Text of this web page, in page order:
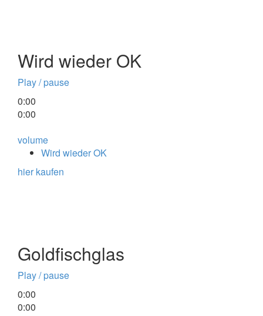
Wird wieder OK
Play / pause
0:00
0:00
volume
Wird wieder OK
hier kaufen
Goldfischglas
Play / pause
0:00
0:00